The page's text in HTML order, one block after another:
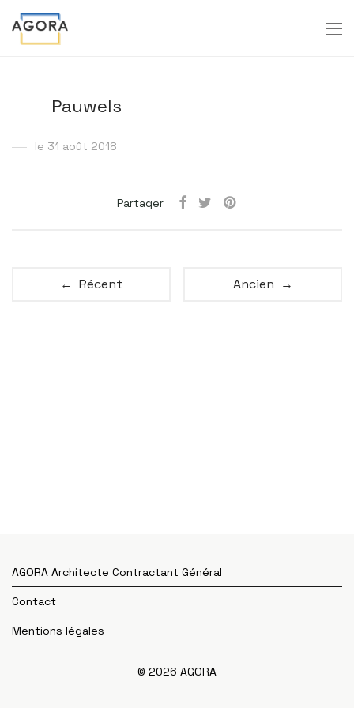
Pauwels
le 31 août 2018
Partager
← Récent Ancien →
AGORA Architecte Contractant Général
Contact
Mentions légales
© 2026 AGORA